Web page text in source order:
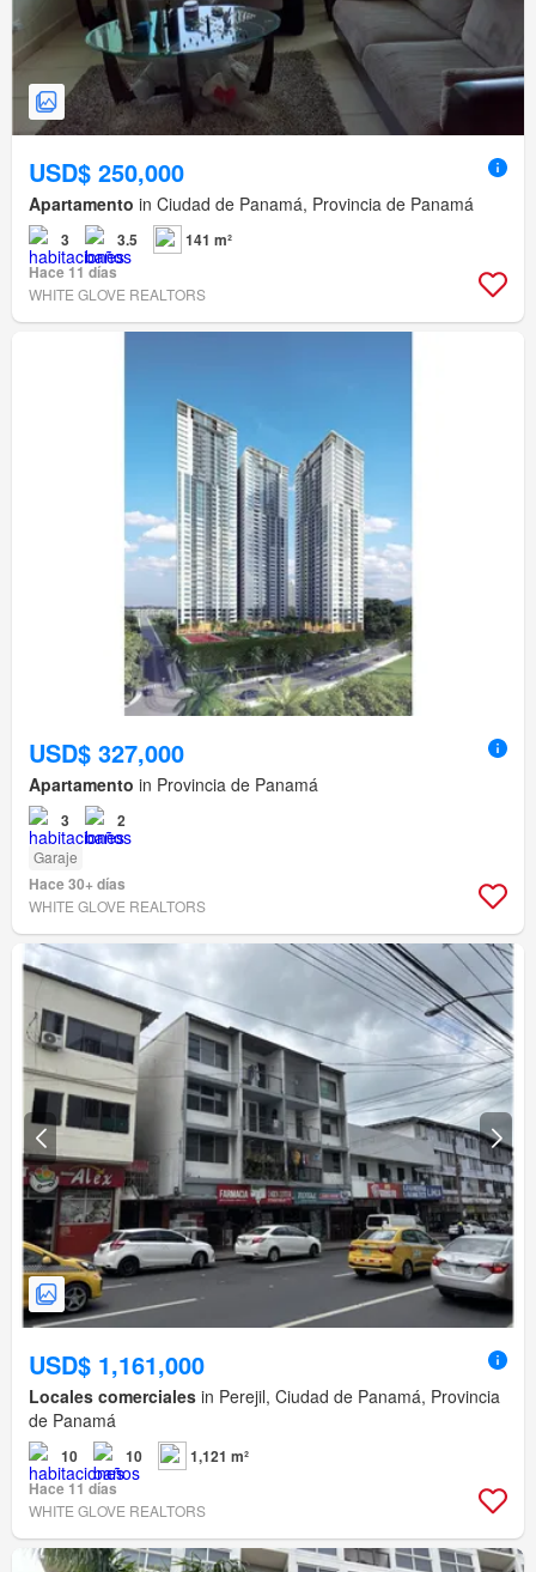
USD$ 250,000
Apartamento in Ciudad de Panamá, Provincia de Panamá
3 3.5
141 m²
Hace 11 días
WHITE GLOVE REALTORS
USD$ 327,000
Apartamento in Provincia de Panamá
3 2
Garaje
Hace 30+ días
WHITE GLOVE REALTORS
USD$ 1,161,000
Locales comerciales in Perejil, Ciudad de Panamá, Provincia
de Panamá
10 10
1,121 m²
Hace 11 días
WHITE GLOVE REALTORS